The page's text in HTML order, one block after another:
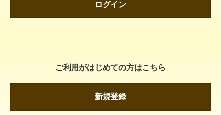
ログイン
ご利用がはじめての方はこちら
新規登録